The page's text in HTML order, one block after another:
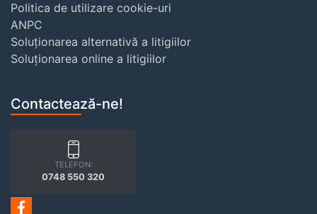
Politica de utilizare cookie-uri
ANPC
Soluționarea alternativă a litigiilor
Soluționarea online a litigiilor
Contactează-ne!
TELEFON:
0748 550 320